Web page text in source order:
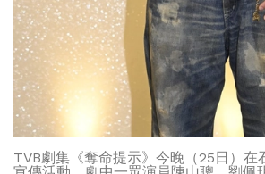
TVB劇集《奪命提示》今晚（25日）在